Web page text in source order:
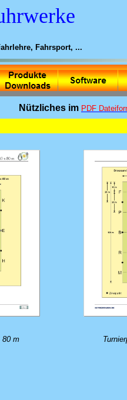
Fahrsport, ...
Nützliches im PDF
80 m